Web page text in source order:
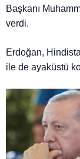
Başkanı
verdi.
Erdoğan,
ile de ayaküstü